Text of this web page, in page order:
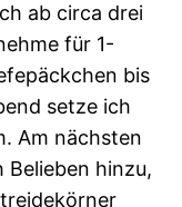
ab circa drei
für 1-
bis
setze ich
Am nächsten
Belieben hinzu,